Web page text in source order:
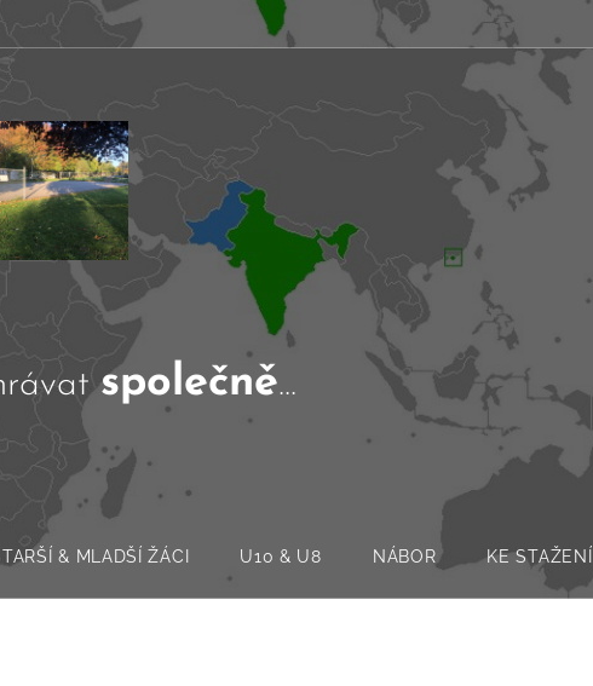
společně...
& MLADŠÍ ŽÁCI U10 & U8 NÁBOR KE STAŽENÍ